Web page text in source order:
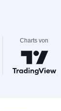
Charts von